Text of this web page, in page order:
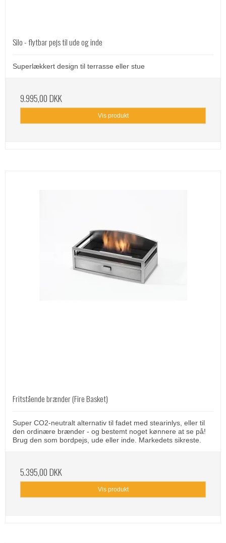
Silo - flytbar pejs til ude og inde
Superlækkert design til terrasse eller stue
9.995,00 DKK
Vis produkt
Fritstående brænder (Fire Basket)
Super CO2-neutralt alternativ til fadet med stearinlys, eller til
den ordinære brænder - og bestemt noget kønnere at se på!
Brug den som bordpejs, ude eller inde. Markedets sikreste.
5.395,00 DKK
Vis produkt